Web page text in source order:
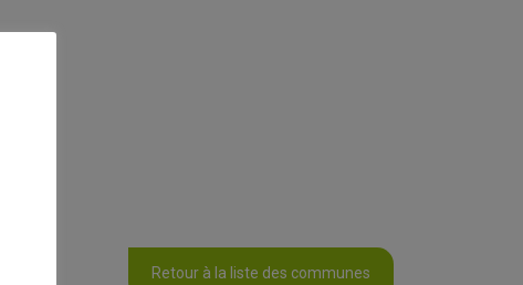
Retour à la liste des communes